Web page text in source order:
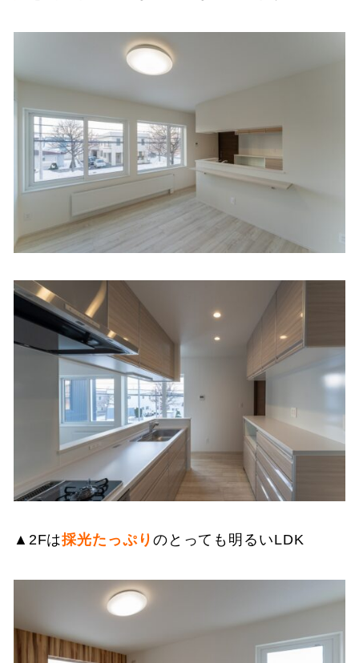
▲2Fは採光たっぷり のとっても明るいLDK